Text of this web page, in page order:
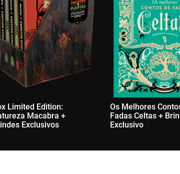
Limited Edition:
Macabra +
Exclusivos
Os Melhores
Fadas Celtas +
Exclusivo